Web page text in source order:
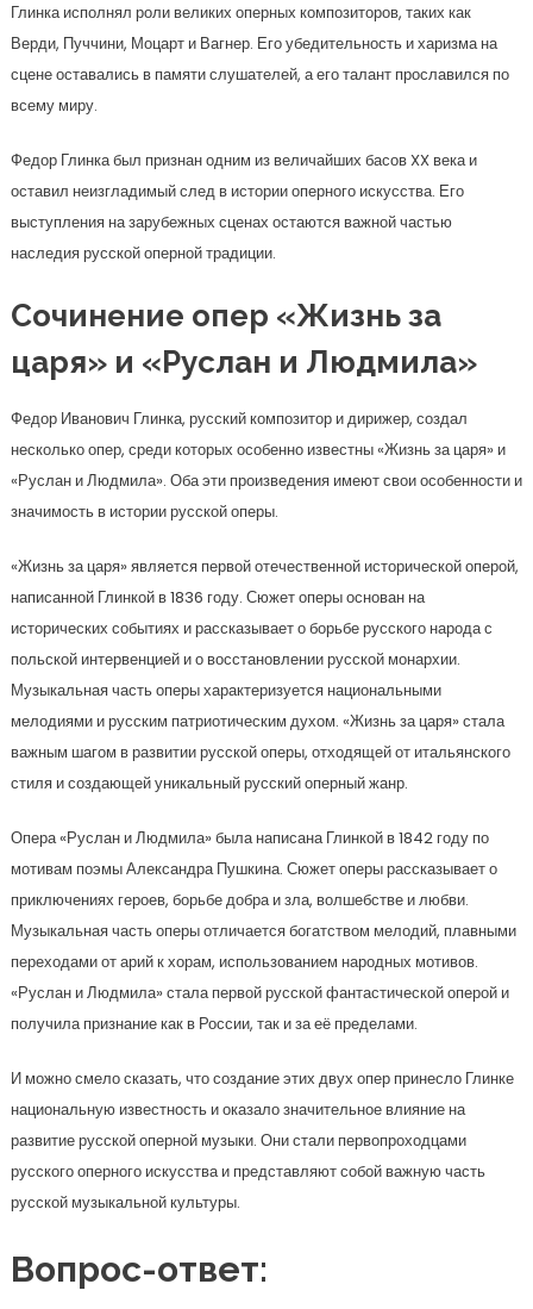
Глинка исполнял роли великих оперных композиторов, таких как
Верди, Пуччини, Моцарт и Вагнер. Его убедительность и харизма на
сцене оставались в памяти слушателей, а его талант прославился по
всему миру.
Федор Глинка был признан одним из величайших басов XX века и
оставил неизгладимый след в истории оперного искусства. Его
выступления на зарубежных сценах остаются важной частью
наследия русской оперной традиции.
Сочинение опер «Жизнь за
царя» и «Руслан и Людмила»
Федор Иванович Глинка, русский композитор и дирижер, создал
несколько опер, среди которых особенно известны «Жизнь за царя» и
«Руслан и Людмила». Оба эти произведения имеют свои особенности и
значимость в истории русской оперы.
«Жизнь за царя» является первой отечественной исторической оперой,
написанной Глинкой в 1836 году. Сюжет оперы основан на
исторических событиях и рассказывает о борьбе русского народа с
польской интервенцией и о восстановлении русской монархии.
Музыкальная часть оперы характеризуется национальными
мелодиями и русским патриотическим духом. «Жизнь за царя» стала
важным шагом в развитии русской оперы, отходящей от итальянского
стиля и создающей уникальный русский оперный жанр.
Опера «Руслан и Людмила» была написана Глинкой в 1842 году по
мотивам поэмы Александра Пушкина. Сюжет оперы рассказывает о
приключениях героев, борьбе добра и зла, волшебстве и любви.
Музыкальная часть оперы отличается богатством мелодий, плавными
переходами от арий к хорам, использованием народных мотивов.
«Руслан и Людмила» стала первой русской фантастической оперой и
получила признание как в России, так и за её пределами.
И можно смело сказать, что создание этих двух опер принесло Глинке
национальную известность и оказало значительное влияние на
развитие русской оперной музыки. Они стали первопроходцами
русского оперного искусства и представляют собой важную часть
русской музыкальной культуры.
Вопрос-ответ: